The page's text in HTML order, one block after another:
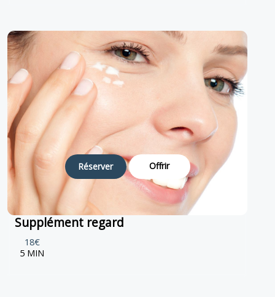
Réserver Offrir
Supplément regard
18€
5 MIN